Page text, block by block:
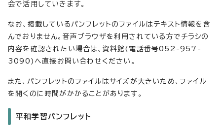
会で活用していきます。
なお、掲載しているパンフレットのファイルはテキスト情報を含
んでおりません。音声ブラウザを利用されている方でチラシの
内容を確認されたい場合は、資料館(電話番号052-957-
3090)へ直接お問い合わせください。
また、パンフレットのファイルはサイズが大きいため、ファイル
を開くのに時間がかかることがあります。
平和学習パンフレット